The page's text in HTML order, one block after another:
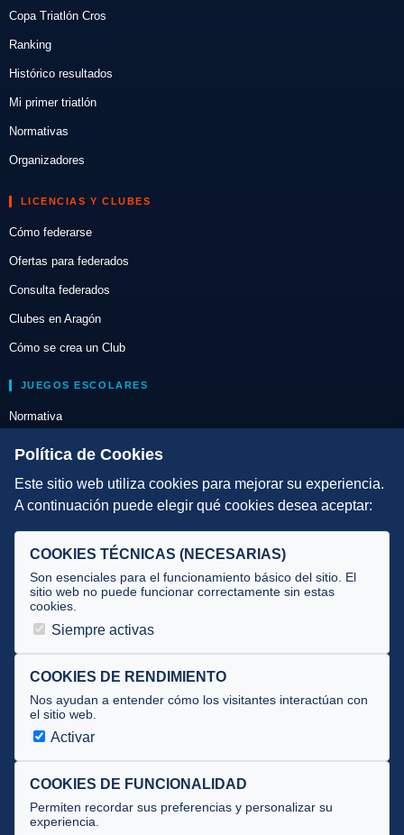
Copa Triatlón Cros
Ranking
Histórico resultados
Mi primer triatlón
Normativas
Organizadores
LICENCIAS Y CLUBES
Cómo federarse
Ofertas para federados
Consulta federados
Clubes en Aragón
Cómo se crea un Club
JUEGOS ESCOLARES
Normativa
Escuelas de Triatlón
DIRECCIÓN TÉCNICA
Selecciones
Tecnificación
JUECES Y OFICIALES
Documentos
Cursos
Circulares oficiales
Convocatorias y Equipaciones
Política de Cookies
Este sitio web utiliza cookies para mejorar su experiencia.
A continuación puede elegir qué cookies desea aceptar:
COOKIES TÉCNICAS (NECESARIAS)
Son esenciales para el funcionamiento básico del sitio. El
sitio web no puede funcionar correctamente sin estas
cookies.
Siempre activas
COOKIES DE RENDIMIENTO
Nos ayudan a entender cómo los visitantes interactúan con
el sitio web.
Activar
COOKIES DE FUNCIONALIDAD
Permiten recordar sus preferencias y personalizar su
experiencia.